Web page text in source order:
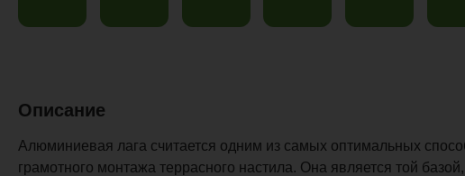
Описание
Алюминиевая лага считается одним из самых оптимальных
грамотного монтажа террасного настила. Она является той